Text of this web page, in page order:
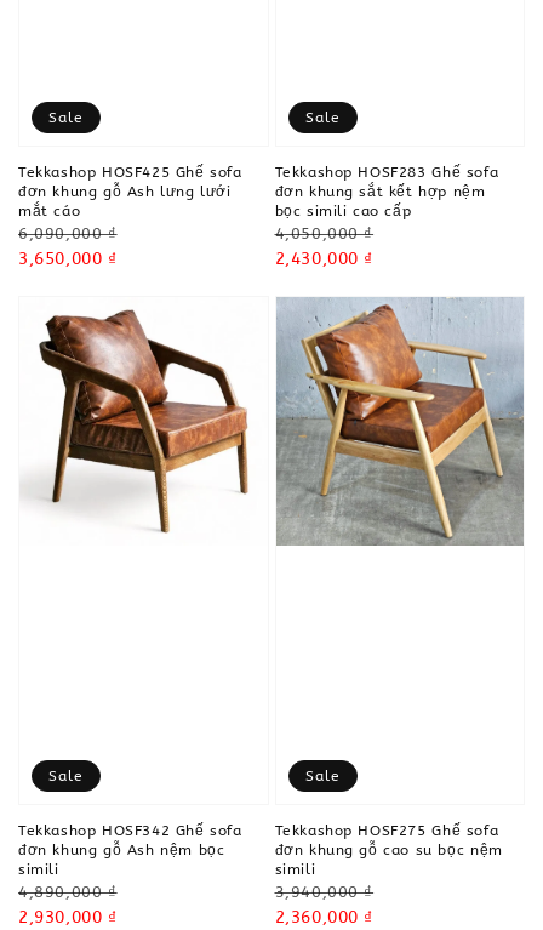
Sale
Tekkashop HOSF425 Ghế sofa
đơn khung gỗ Ash lưng lưới
mắt cáo
Regular
price
6,090,000 ₫
Sale
3,650,000 ₫
Sale
Tekkashop HOSF283 Ghế sofa
đơn khung sắt kết hợp nệm
bọc simili cao cấp
Regular
price
4,050,000 ₫
Sale
2,430,000 ₫
Sale
Tekkashop HOSF342 Ghế sofa
đơn khung gỗ Ash nệm bọc
simili
Regular
price
4,890,000 ₫
Sale
2,930,000 ₫
Sale
Tekkashop HOSF275 Ghế sofa
đơn khung gỗ cao su bọc nệm
simili
Regular
price
3,940,000 ₫
Sale
2,360,000 ₫